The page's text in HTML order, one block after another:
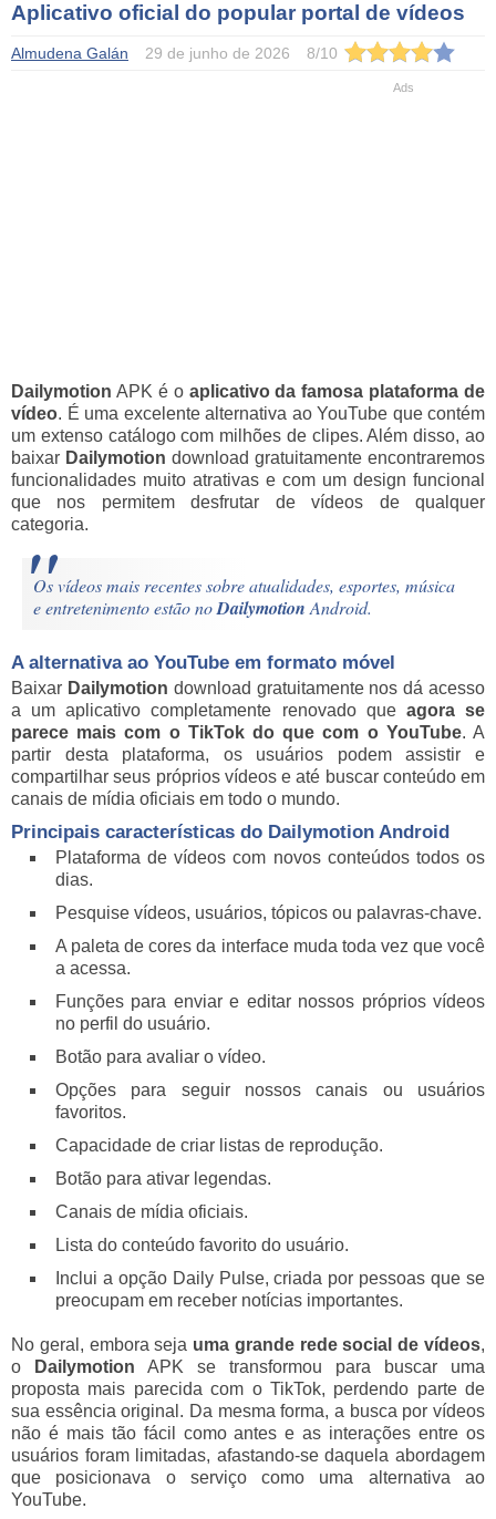
Aplicativo oficial do popular portal de vídeos
Almudena Galán 29 de junho de 2026 8/10
Dailymotion APK é oaplicativo da famosa plataforma de
vídeo. É uma excelente alternativa ao YouTube que contém
um extenso catálogo com milhões de clipes. Além disso, ao
baixar Dailymotion download gratuitamente encontraremos
funcionalidades muito atrativas e com um design funcional
que nos permitem desfrutar de vídeos de qualquer
categoria.
Os vídeos mais recentes sobre atualidades, esportes, música
e entretenimento estão noDailymotionAndroid.
A alternativa ao YouTube em formato móvel
Baixar Dailymotion download gratuitamente nos dá acesso
a um aplicativo completamente renovado queagora se
parece mais com o TikTok do que com o YouTube. A
partir desta plataforma, os usuários podem assistir e
compartilhar seus próprios vídeos e até buscar conteúdo em
canais de mídia oficiais em todo o mundo.
Principais características do Dailymotion Android
Plataforma de vídeos com novos conteúdos todos os
dias.
Pesquise vídeos, usuários, tópicos ou palavras-chave.
A paleta de cores da interface muda toda vez que você
a acessa.
Funções para enviar e editar nossos próprios vídeos
no perfil do usuário.
Botão para avaliar o vídeo.
Opções para seguir nossos canais ou usuários
favoritos.
Capacidade de criar listas de reprodução.
Botão para ativar legendas.
Canais de mídia oficiais.
Lista do conteúdo favorito do usuário.
Inclui a opção Daily Pulse, criada por pessoas que se
preocupam em receber notícias importantes.
No geral, embora seja uma grande rede social de vídeos,
o
Dailymotion APK se transformou para buscar uma
proposta mais parecida com o TikTok, perdendo parte de
sua essência original. Da mesma forma, a busca por vídeos
não é mais tão fácil como antes e as interações entre os
usuários foram limitadas, afastando-se daquela abordagem
que posicionava o serviço como uma alternativa ao
YouTube.